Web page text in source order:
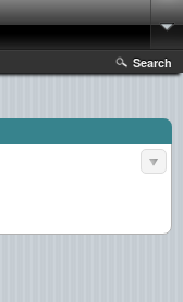
Search